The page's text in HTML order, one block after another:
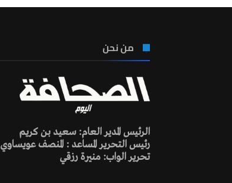
من نحن
الرئيس المدير العام: سعيد بن كريم
رئيس التحرير المساعد : المنصف عويساوي
تحرير الواب: منيرة رزقي